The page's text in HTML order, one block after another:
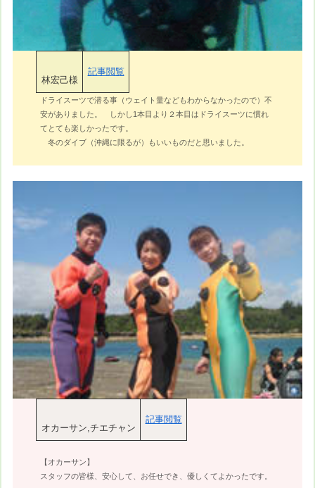
林宏己様
記事閲覧
ドライスーツで潜る事（ウェイト量などもわからなかったので）不
安がありました。 しかし1本目より２本目はドライスーツに慣れ
てとても楽しかったです。
冬のダイブ（沖縄に限るが）もいいものだと思いました。
オカーサン,チエチャン
記事閲覧
【オカーサン】
スタッフの皆様、安心して、お任せでき、優しくてよかったです。